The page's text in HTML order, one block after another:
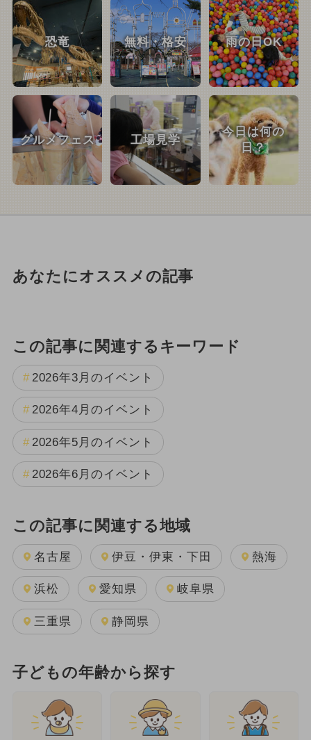
恐竜 無料・格安 雨の日OK
グルメフェス 工場見学
今日は何の
日？
あなたにオススメの記事
この記事に関連するキーワード
2026年3月のイベント
2026年4月のイベント
2026年5月のイベント
2026年6月のイベント
この記事に関連する地域
名古屋 伊豆・伊東・下田 熱海
浜松 愛知県 岐阜県
三重県 静岡県
子どもの年齢から探す